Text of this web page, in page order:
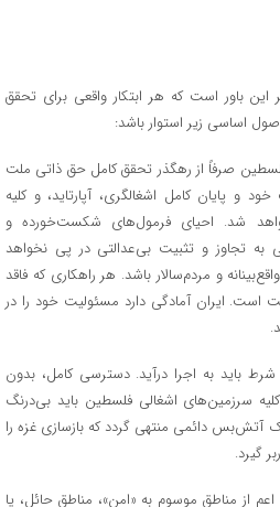
باور است که هر ابتکار واقعی برای تحقق
اساسی زیر استوار باشد:
صرفاً از رهگذر تحقق کامل حق ذاتی ملت
پایان کامل اشغالگری، آپارتاید، و کلیه
شد. احیای فرمول‌های شکست‌خورده و
تجاوز و تثبیت بی‌عدالتی در پی نخواهد
و مردم‌سالار باشد. هر راهکاری که فاقد
ایران آمادگی دارد مسئولیت خود را در
باید به اجرا درآید. دسترسی کامل، بدون
سرزمین‌های اشغالی فلسطین باید بی‌درنگ
دائمی منتهی گردد که بازسازی غزه را
گیرد.
از مناطق موسوم به «امن»، مناطق حائل، یا